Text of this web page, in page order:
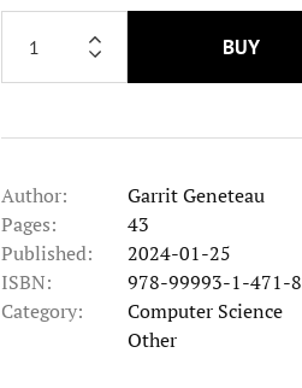
BUY
Author:
Garrit Geneteau
Pages:
43
Published:
2024-01-25
ISBN:
978-99993-1-471-8
Category:
Computer Science
Other